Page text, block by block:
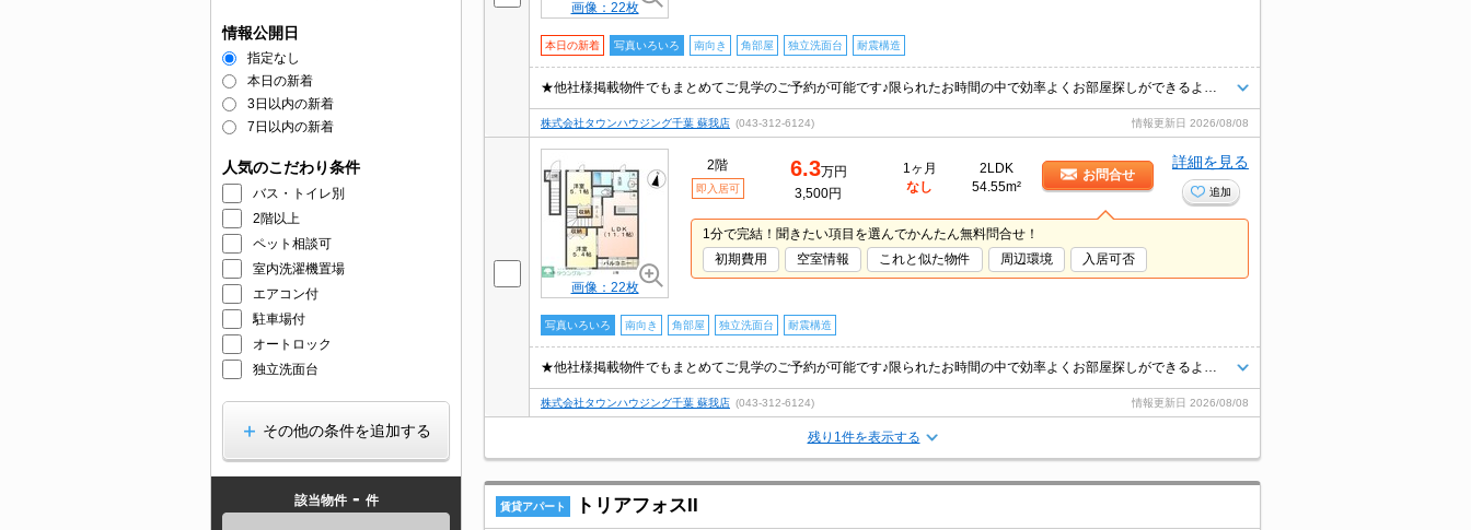
情報公開日
指定なし
本日の新着
3日以内の新着
7日以内の新着
人気のこだわり条件
バス・トイレ別
2階以上
ペット相談可
室内洗濯機置場
エアコン付
駐車場付
オートロック
独立洗面台
その他の条件を追加する
該当物件 - 件
画像：22枚
本日の新着 写真いろいろ 南向き 角部屋 独立洗面台 耐震構造
株式会社タウンハウジング千葉 蘇我店 (043-312-6124) 情報更新日 2026/08/08
画像：22枚
2階
即入居可
6.3万円
3,500円
1ヶ月
なし
2LDK
54.55m²
お問合せ
詳細を見る
追加
1分で完結！聞きたい項目を選んでかんたん無料問合せ！
初期費用
空室情報 これと似た物件 周辺環境 入居可否
写真いろいろ 南向き 角部屋 独立洗面台 耐震構造
株式会社タウンハウジング千葉 蘇我店 (043-312-6124) 情報更新日 2026/08/08
残り1件を表示する
賃貸アパート トリアフォスII